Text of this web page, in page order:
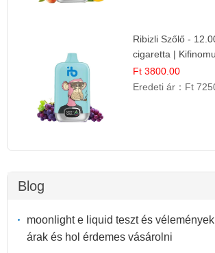
Ribizli Szőlő -
cigaretta |
Ft 3800.00
Eredeti ár： Ft
Blog
moonlight e liquid teszt és
árak és hol érdemes vásárolni